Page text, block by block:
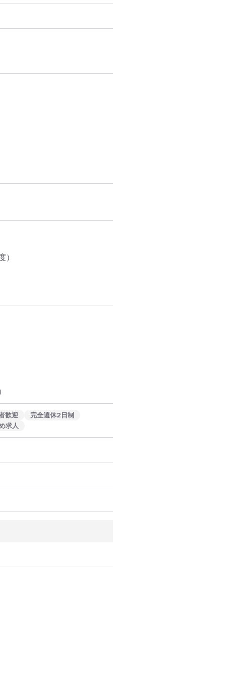
歓迎
完全週休2日制
求人